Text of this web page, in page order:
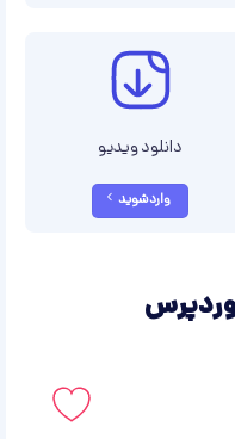
دانلود ویدیو
وارد شوید
وردپرس